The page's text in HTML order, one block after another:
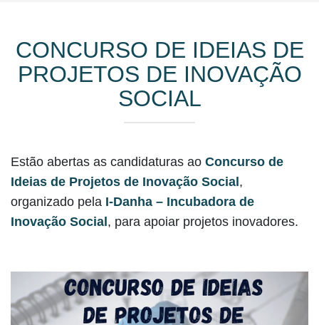
CONCURSO DE IDEIAS DE
PROJETOS DE INOVAÇÃO
SOCIAL
Estão abertas as candidaturas ao Concurso de
Ideias de Projetos de Inovação Social,
organizado pela I-Danha – Incubadora de
Inovação Social, para apoiar projetos inovadores.